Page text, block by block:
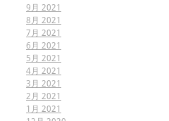
9月 2021
8月 2021
7月 2021
6月 2021
5月 2021
4月 2021
3月 2021
2月 2021
1月 2021